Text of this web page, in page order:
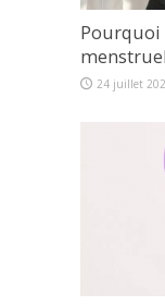
Pourquoi
24 juillet